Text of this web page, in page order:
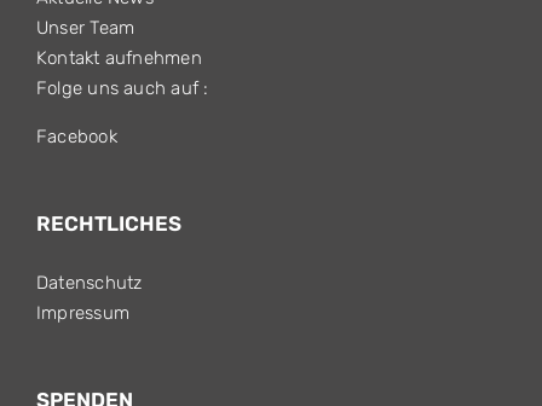
Unser Team
Kontakt aufnehmen
Folge uns auch auf :
Facebook
RECHTLICHES
Datenschutz
Impressum
SPENDEN